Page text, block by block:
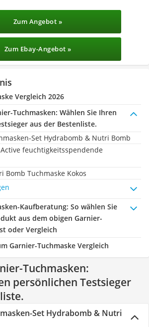
Zum Angebot »
Zum Ebay-Angebot »
Vergleich 2026
Tuchmasken: Wählen Sie Ihren
aus der Bestenliste.
Set Hydrabomb & Nutri Bomb
feuchtigkeitsspendende
Bomb Tuchmaske Kokos
Kaufberatung: So wählen Sie
aus dem obigen Garnier-
oder Vergleich
Garnier-Tuchmaske Vergleich
Tuchmasken:
persönlichen Testsieger
Set Hydrabomb & Nutri